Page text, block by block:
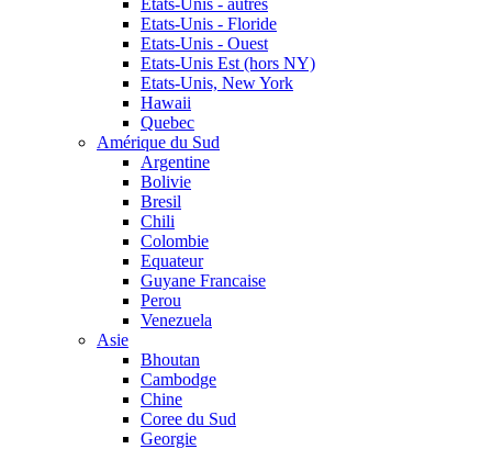
Etats-Unis - autres
Etats-Unis - Floride
Etats-Unis - Ouest
Etats-Unis Est (hors NY)
Etats-Unis, New York
Hawaii
Quebec
Amérique du Sud
Argentine
Bolivie
Bresil
Chili
Colombie
Equateur
Guyane Francaise
Perou
Venezuela
Asie
Bhoutan
Cambodge
Chine
Coree du Sud
Georgie